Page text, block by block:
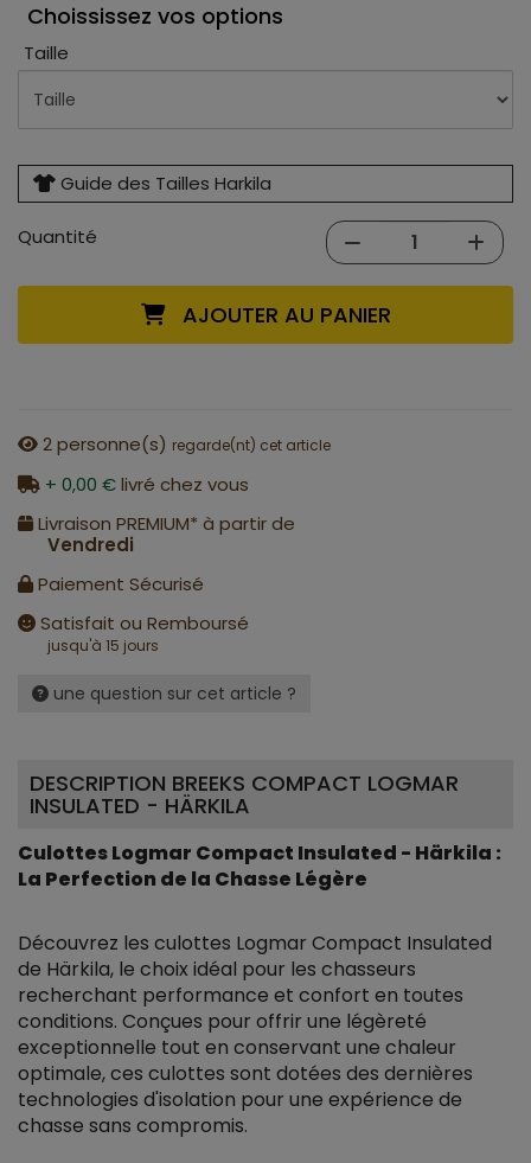
Choississez vos options
Taille
Guide des Tailles Harkila
Quantité
AJOUTER AU PANIER
2personne(s) regarde(nt) cet article
+ 0,00 €livré chez vous
Livraison PREMIUM* à partir de
Vendredi
Paiement Sécurisé
Satisfait ou Remboursé
jusqu'à 15 jours
une question sur cet article ?
DESCRIPTION BREEKS COMPACT LOGMAR
INSULATED - HÄRKILA
Culottes Logmar Compact Insulated - Härkila :
La Perfection de la Chasse Légère
Découvrez les culottes Logmar Compact Insulated
de Härkila, le choix idéal pour les chasseurs
recherchant performance et confort en toutes
conditions. Conçues pour offrir une légèreté
exceptionnelle tout en conservant une chaleur
optimale, ces culottes sont dotées des dernières
technologies d'isolation pour une expérience de
chasse sans compromis.